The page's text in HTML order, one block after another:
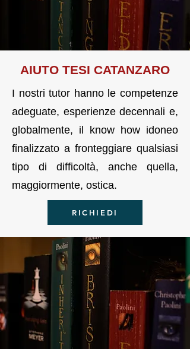
AIUTO TESI CATANZARO
I nostri tutor hanno le competenze
adeguate, esperienze decennali e,
globalmente, il know how idoneo
finalizzato a fronteggiare qualsiasi
tipo di difficoltà, anche quella,
maggiormente, ostica.
RICHIEDI